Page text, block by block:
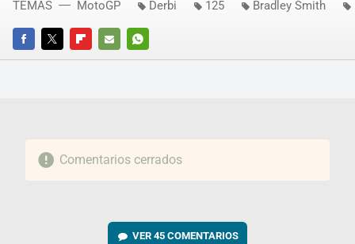
FACEBOOKTWITTERFLIPBOARD
E-
WHATSAPP
TEMAS MotoGP Derbi 125 Bradley Smith
Comentarios cerrados
VER 45 COMENTARIOS